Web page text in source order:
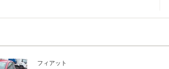
フィアット